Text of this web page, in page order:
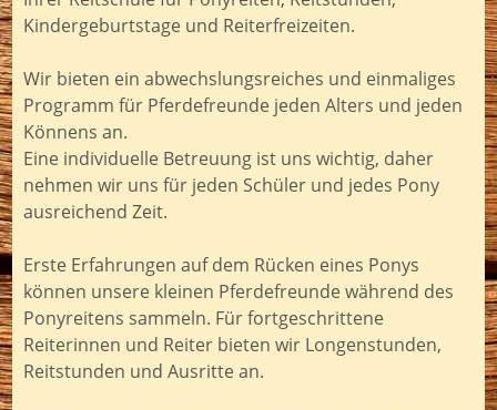
Kindergeburtstage und Reiterfreizeiten.
Wir bieten ein abwechslungsreiches und einmaliges
Programm für Pferdefreunde jeden Alters und jeden
Könnens an.
Eine individuelle Betreuung ist uns wichtig, daher
nehmen wir uns für jeden Schüler und jedes Pony
ausreichend Zeit.
Erste Erfahrungen auf dem Rücken eines Ponys
können unsere kleinen Pferdefreunde während des
Ponyreitens sammeln. Für fortgeschrittene
Reiterinnen und Reiter bieten wir Longenstunden,
Reitstunden und Ausritte an.